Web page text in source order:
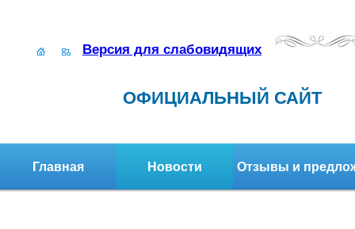
Версия для слабовидящих
ОФИЦИАЛЬНЫЙ САЙТ
Главная Новости Отзывы и